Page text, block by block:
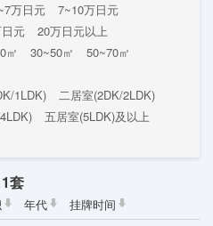
万日元
7~10万日元
元
20万日元以上
㎡ 30~50㎡
50~70㎡
1LDK)
二居室(2DK/2LDK)
五居室(5LDK)及以上
套
年代 挂牌时间